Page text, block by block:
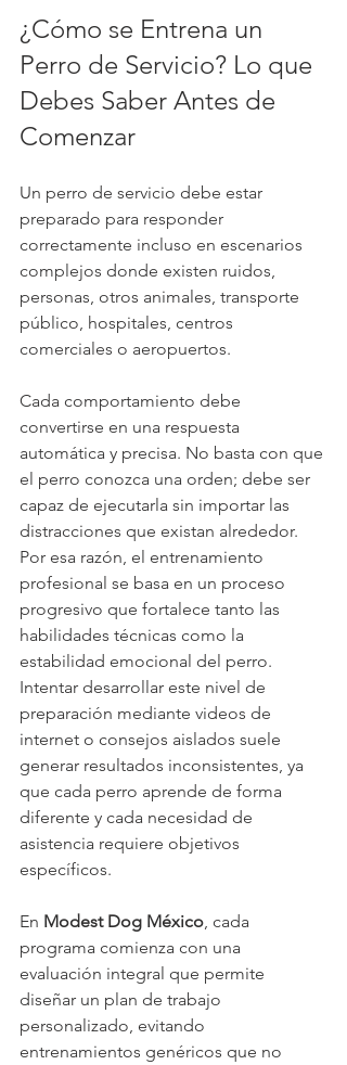
¿Cómo se Entrena un
Perro de Servicio? Lo que
Debes Saber Antes de
Comenzar
Un perro de servicio debe estar
preparado para responder
correctamente incluso en escenarios
complejos donde existen ruidos,
personas, otros animales, transporte
público, hospitales, centros
comerciales o aeropuertos.
Cada comportamiento debe
convertirse en una respuesta
automática y precisa. No basta con que
el perro conozca una orden; debe ser
capaz de ejecutarla sin importar las
distracciones que existan alrededor.
Por esa razón, el entrenamiento
profesional se basa en un proceso
progresivo que fortalece tanto las
habilidades técnicas como la
estabilidad emocional del perro.
Intentar desarrollar este nivel de
preparación mediante videos de
internet o consejos aislados suele
generar resultados inconsistentes, ya
que cada perro aprende de forma
diferente y cada necesidad de
asistencia requiere objetivos
específicos.
En Modest Dog México , cada
programa comienza con una
evaluación integral que permite
diseñar un plan de trabajo
personalizado, evitando
entrenamientos genéricos que no